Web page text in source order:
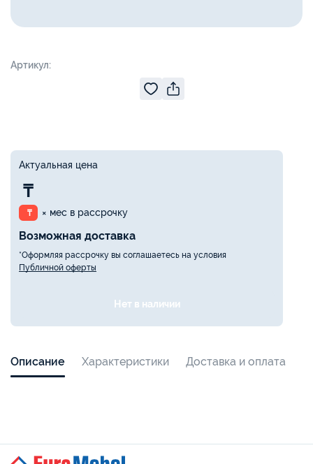
Артикул:
Актуальная цена
₸
₸ × мес в рассрочку
Возможная доставка
*Оформляя рассрочку вы соглашаетесь на условия
Публичной оферты
Нет в наличии
Описание Характеристики Доставка и оплата